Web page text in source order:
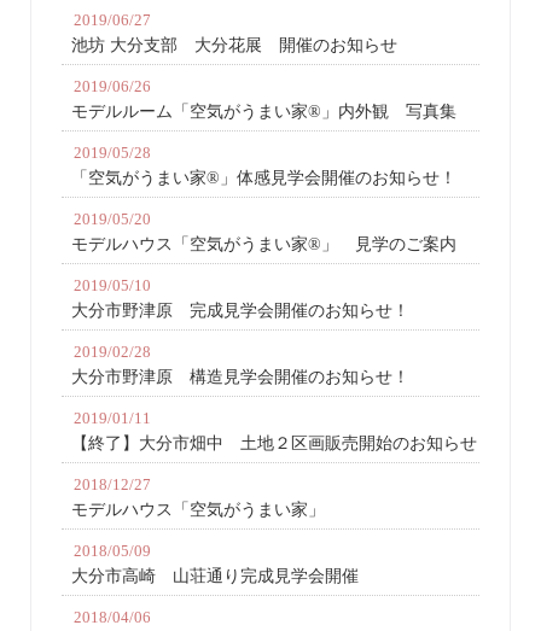
池坊 大分支部 大分花展 開催のお知らせ
2019/06/27
モデルルーム「空気がうまい家®」内外観 写真集
2019/06/26
「空気がうまい家®」体感見学会開催のお知らせ！
2019/05/28
モデルハウス「空気がうまい家®」 見学のご案内
2019/05/20
大分市野津原 完成見学会開催のお知らせ！
2019/05/10
大分市野津原 構造見学会開催のお知らせ！
2019/02/28
【終了】大分市畑中 土地２区画販売開始のお知らせ
2019/01/11
モデルハウス「空気がうまい家」
2018/12/27
大分市高崎 山荘通り完成見学会開催
2018/05/09
2018/04/06